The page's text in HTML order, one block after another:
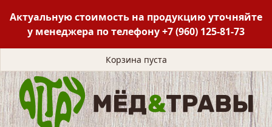
Актуальную стоимость на продукцию уточняйте
у менеджера по телефону+7 (960) 125-81-73
Корзина пуста